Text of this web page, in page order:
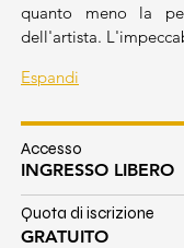
quanto meno la
dell'artista.
Espandi
Accesso
INGRESSO LIBERO
Quota di iscrizione
GRATUITO